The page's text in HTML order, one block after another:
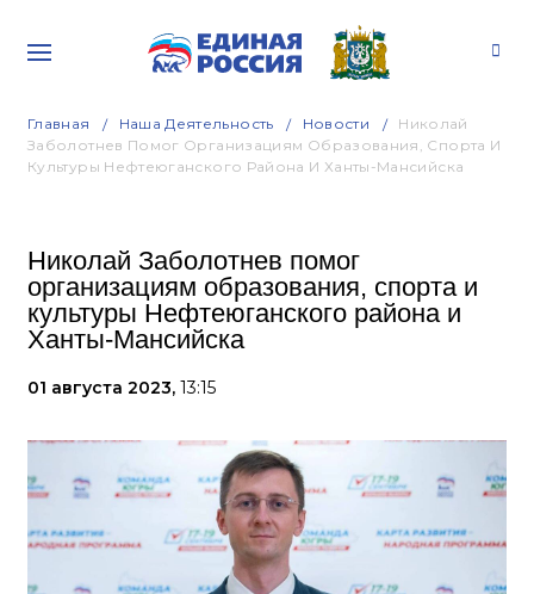
Главная Наша Деятельность Новости
Николай
Заболотнев Помог Организациям Образования, Спорта И
Культуры Нефтеюганского Района И Ханты-Мансийска
Николай Заболотнев помог
организациям образования, спорта и
культуры Нефтеюганского района и
Ханты-Мансийска
01 августа 2023, 13:15